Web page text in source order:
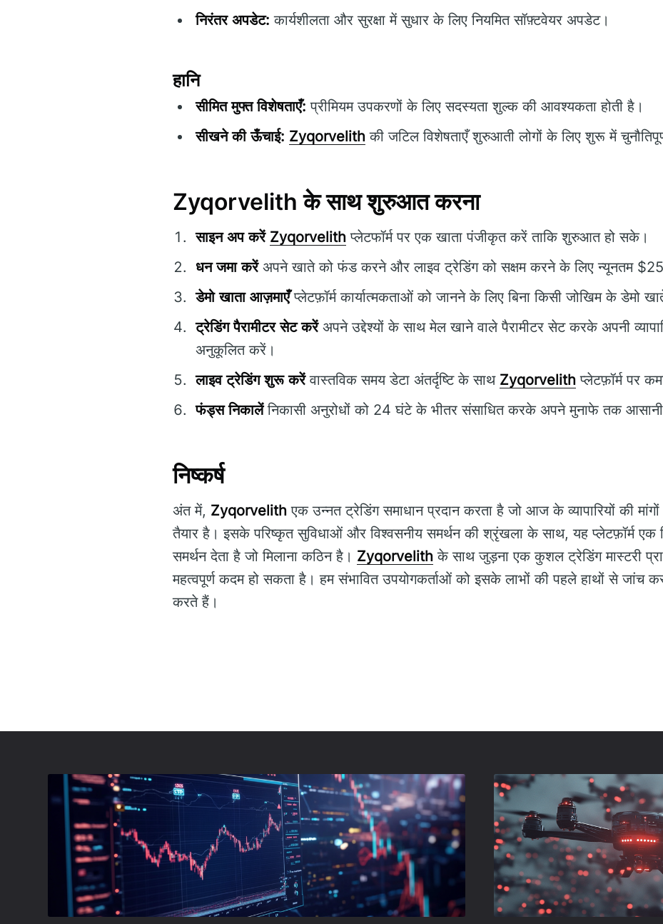
निरंतर अपडेट: कार्यशीलता और सुरक्षा में सुधार के लिए नियमित सॉफ़्टवेयर अपडेट।
हानि
सीमित मुफ्त विशेषताएँ: प्रीमियम उपकरणों के लिए सदस्यता शुल्क की आवश्यकता होती है।
सीखने की ऊँचाई: Zyqorvelith की जटिल विशेषताएँ शुरुआती लोगों के लिए शुरू में
Zyqorvelith के साथ शुरुआत करना
साइन अप करें Zyqorvelith प्लेटफॉर्म पर एक खाता पंजीकृत करें ताकि शुरुआत हो सके।
धन जमा करेंअपने खाते को फंड करने और लाइव ट्रेडिंग को सक्षम करने के लिए न्यूनतम
डेमो खाता आज़माएँप्लेटफ़ॉर्म कार्यात्मकताओं को जानने के लिए बिना किसी जोखिम के डेमो
ट्रेडिंग पैरामीटर सेट करेंअपने उद्देश्यों के साथ मेल खाने वाले पैरामीटर सेट करके अपनी
अनुकूलित करें।
लाइव ट्रेडिंग शुरू करेंवास्तविक समय डेटा अंतर्दृष्टि के साथ Zyqorvelith प्लेटफ़ॉर्म पर
फंड्स निकालेंनिकासी अनुरोधों को 24 घंटे के भीतर संसाधित करके अपने मुनाफे तक
निष्कर्ष
अंत में, Zyqorvelith एक उन्नत ट्रेडिंग समाधान प्रदान करता है जो आज के व्यापारियों की
तैयार है। इसके परिष्कृत सुविधाओं और विश्वसनीय समर्थन की श्रृंखला के साथ, यह प्लेटफ़ॉर्म एक
समर्थन देता है जो मिलाना कठिन है। Zyqorvelith के साथ जुड़ना एक कुशल ट्रेडिंग मास्टरी
महत्वपूर्ण कदम हो सकता है। हम संभावित उपयोगकर्ताओं को इसके लाभों की पहले हाथों से जांच
करते हैं।